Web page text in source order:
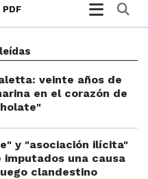
PDF
veinte años de
en el corazón de
y "asociación ilícita"
una causa
clandestino